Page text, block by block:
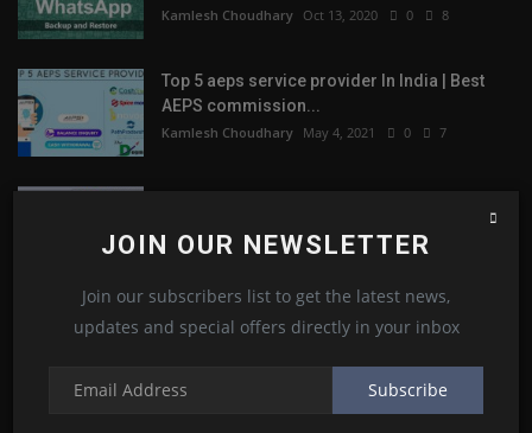
JOIN OUR NEWSLETTER
Join our subscribers list to get the latest news,
updates and special offers directly in your inbox
Subscribe
Kamlesh Choudhary Oct 13, 2020 0 8
Top 5 aeps service provider In India | Best
AEPS commission...
Kamlesh Choudhary May 4, 2021 0 7
Kamlesh Choudhary Jul 2, 2022